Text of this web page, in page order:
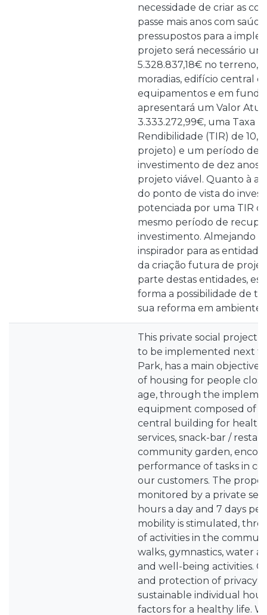
necessidade de criar as
passe mais anos com
pressupostos para a
projeto será necessário
5.328.837,18€ no terreno,
moradias, edifício central e
equipamentos e em fundo
apresentará um Valor
3.333.272,99€, uma Taxa
Rendibilidade (TIR) de
projeto) e um período de
investimento de dez anos,
projeto viável. Quanto à
do ponto de vista do
potenciada por uma TIR
mesmo período de
investimento. Almejando
inspirador para as
da criação futura de
parte destas entidades,
forma a possibilidade de
sua reforma em
This private social project
to be implemented next
Park, has a main objective
of housing for people
age, through the
equipment composed of
central building for health
services, snack-bar /
community garden,
performance of tasks in
our customers. The
monitored by a private
hours a day and 7 days
mobility is stimulated,
of activities in the
walks, gymnastics, water
and well-being activities.
and protection of privacy
sustainable individual
factors for a healthy life.